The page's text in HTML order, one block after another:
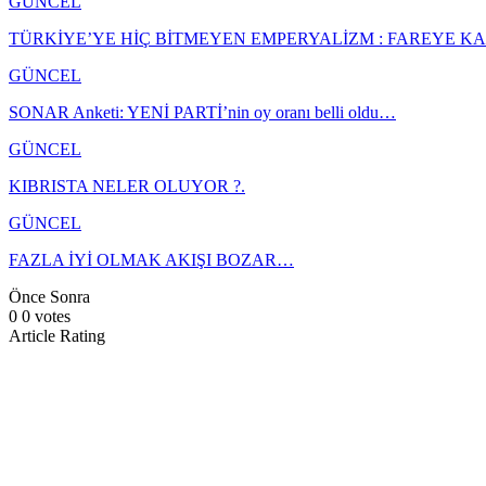
TÜRKİYE’YE HİÇ BİTMEYEN EMPERYALİZM : FAREYE
GÜNCEL
SONAR Anketi: YENİ PARTİ’nin oy oranı belli oldu…
GÜNCEL
KIBRISTA NELER OLUYOR ?.
GÜNCEL
FAZLA İYİ OLMAK AKIŞI BOZAR…
Önce Sonra
0 0 votes
Article Rating